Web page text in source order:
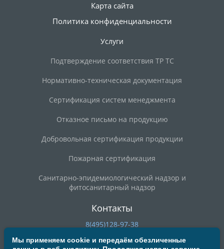
Карта сайта
Политика конфиденциальности
Услуги
Подтверждение соответствия ТР ТС
Нормативно-техническая документация
Сертификация систем менеджмента
Отказное письмо на продукцию
Добровольная сертификация продукции
Пожарная сертификация
Санитарно-эпидемиологический надзор и
фитосанитарный надзор
Контакты
8(495)128-97-38
8(800)200-90-59
Мы применяем cookie и передаём обезличенные